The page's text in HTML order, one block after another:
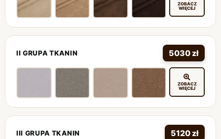
ZOBACZ
WIĘCEJ
II GRUPA TKANIN 5030 zł
ZOBACZ
WIĘCEJ
III GRUPA TKANIN 5120 zł